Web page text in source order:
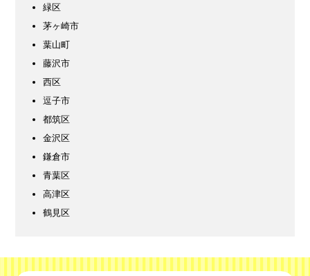
緑区
茅ヶ崎市
葉山町
藤沢市
西区
逗子市
都筑区
金沢区
鎌倉市
青葉区
高津区
鶴見区